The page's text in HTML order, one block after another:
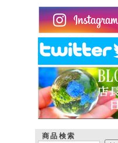
商品検索